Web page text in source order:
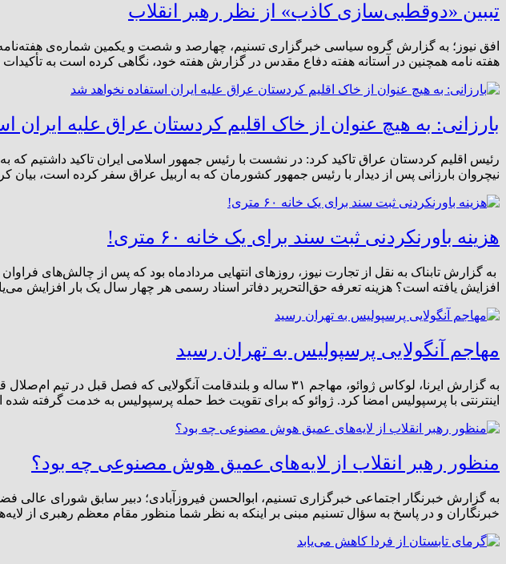
تببین «دوقطبی‌سازی کاذب» از نظر رهبر انقلاب
افق نیوز؛ به گزارش گروه سیاسی خبرگزاری تسنیم، چهارصد و شصت و یکمین شماره‌ی
هفته نامه همچنین در آستانه هفته دفاع مقدس در گزارش هفته خود، نگاهی کرده است به
بارزانی: به هیچ عنوان از خاک اقلیم کردستان عراق علیه ایران
رئیس اقلیم کردستان عراق تاکید کرد: در نشست با رئیس جمهور اسلامی ایران تاکید داشتیم که
نیچروان بارزانی پس از دیدار با رئیس جمهور کشورمان که به اربیل عراق سفر کرده است، بیان
هزینه باورنکردنی ثبت سند برای یک خانه ۶۰ متری!
به گزارش تابناک به نقل از تجارت نیوز، روزهای انتهایی مردادماه بود که پس از چالش‌های
افزایش یافته است؟ هزینه تعرفه حق‌التحریر دفاتر اسناد رسمی هر چهار سال یک بار افزایش
مهاجم آنگولایی پرسپولیس به تهران رسید
به گزارش ایرنا، لوکاس ژوائو، مهاجم ۳۱ ساله و بلندقامت
اینترنتی با پرسپولیس امضا کرد. ژوائو که برای تقویت خط حمله پرسپولیس به خدمت گرفته
منظور رهبر انقلاب از لایه‌های عمیق هوش مصنوعی چه بود؟
به گزارش خبرنگار اجتماعی خبرگزاری تسنیم، ابوالحسن فیروزآبادی؛ دبیر سابق شورای
خبرنگاران و در پاسخ به سؤال تسنیم مبنی بر اینکه به نظر شما منظور مقام معظم رهبری از